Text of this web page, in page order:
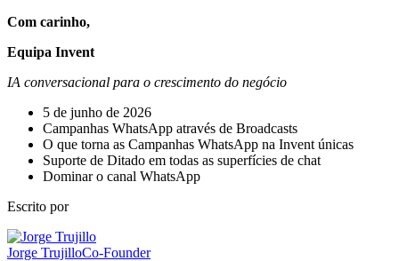
Com carinho,
Equipa Invent
IA conversacional para o crescimento do negócio
5 de junho de 2026
Campanhas WhatsApp através de Broadcasts
O que torna as Campanhas WhatsApp na Invent únicas
Suporte de Ditado em todas as superfícies de chat
Dominar o canal WhatsApp
Escrito por
Jorge TrujilloCo-Founder